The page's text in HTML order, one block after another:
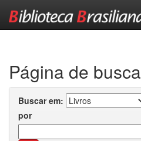
Página de busca
Buscar em:
por